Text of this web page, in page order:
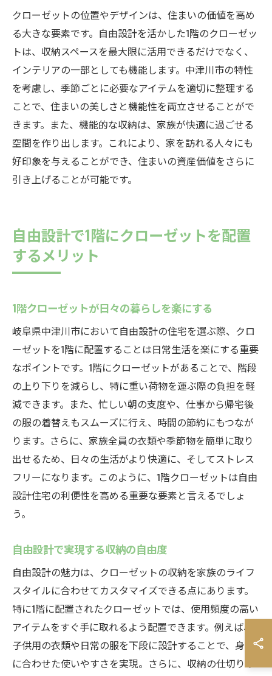
クローゼットの位置やデザインは、住まいの価値を高め
る大きな要素です。自由設計を活かした1階のクローゼッ
トは、収納スペースを最大限に活用できるだけでなく、
インテリアの一部としても機能します。中津川市の特性
を考慮し、季節ごとに必要なアイテムを適切に整理する
ことで、住まいの美しさと機能性を両立させることがで
きます。また、機能的な収納は、家族が快適に過ごせる
空間を作り出します。これにより、家を訪れる人々にも
好印象を与えることができ、住まいの資産価値をさらに
引き上げることが可能です。
自由設計で1階にクローゼットを配置
するメリット
1階クローゼットが日々の暮らしを楽にする
岐阜県中津川市において自由設計の住宅を選ぶ際、クロ
ーゼットを1階に配置することは日常生活を楽にする重要
なポイントです。1階にクローゼットがあることで、階段
の上り下りを減らし、特に重い荷物を運ぶ際の負担を軽
減できます。また、忙しい朝の支度や、仕事から帰宅後
の服の着替えもスムーズに行え、時間の節約にもつなが
ります。さらに、家族全員の衣類や季節物を簡単に取り
出せるため、日々の生活がより快適に、そしてストレス
フリーになります。このように、1階クローゼットは自由
設計住宅の利便性を高める重要な要素と言えるでしょ
う。
自由設計で実現する収納の自由度
自由設計の魅力は、クローゼットの収納を家族のライフ
スタイルに合わせてカスタマイズできる点にあります。
特に1階に配置されたクローゼットでは、使用頻度の高い
アイテムをすぐ手に取れるよう配置できます。例えば、
子供用の衣類や日常の服を下段に設計することで、身長
に合わせた使いやすさを実現。さらに、収納の仕切りや